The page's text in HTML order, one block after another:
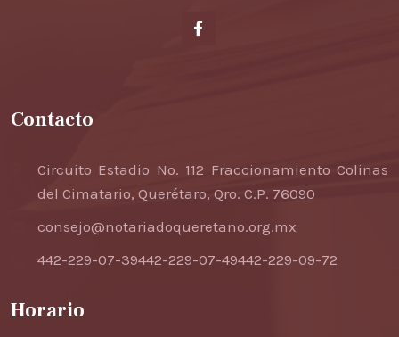
Contacto
Circuito Estadio No. 112 Fraccionamiento Colinas
del Cimatario, Querétaro, Qro. C.P. 76090
consejo@notariadoqueretano.org.mx
442-229-07-39442-229-07-49442-229-09-72
Horario